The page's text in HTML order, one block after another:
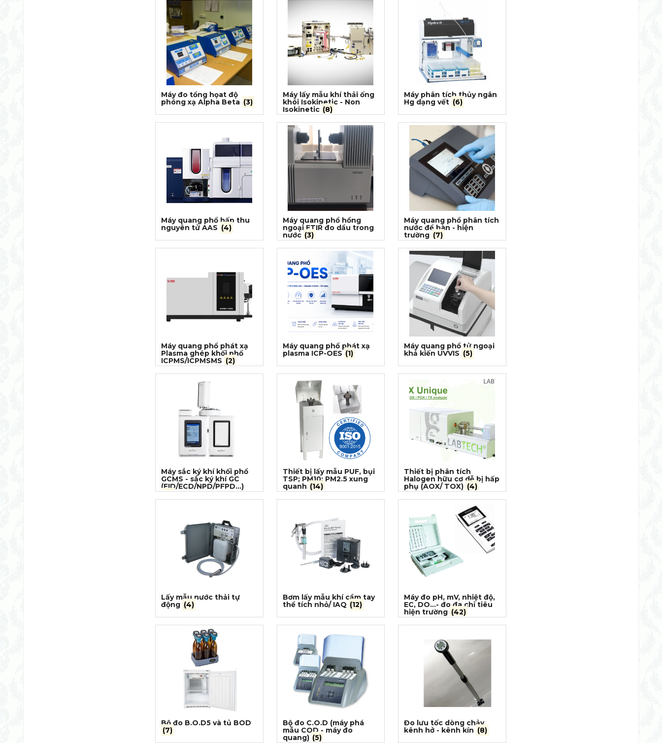
Máy đo tổng họat độ
phóng xạ Alpha Beta (3)
Máy lấy mẫu khí thải ống
khói Isokinetic - Non
Isokinetic (8)
Máy phân tích thủy ngân
Hg dạng vết (6)
Máy quang phổ hấp thu
nguyên tử AAS (4)
Máy quang phổ hồng
ngoại FTIR đo dầu trong
nước (3)
Máy quang phổ phân tích
nước để bàn - hiện
trường (7)
Máy quang phổ phát xạ
Plasma ghép khối phổ
ICPMS/ICPMSMS (2)
Máy quang phổ phát xạ
plasma ICP-OES (1)
Máy quang phổ tử ngoại
khả kiến UVVIS (5)
Máy sắc ký khí khối phổ
GCMS - sắc ký khí GC
(FID/ECD/NPD/PFPD...)
(11)
Thiết bị lấy mẫu PUF, bụi
TSP; PM10; PM2.5 xung
quanh (14)
Thiết bị phân tích
Halogen hữu cơ dễ bị hấp
phụ (AOX/ TOX) (4)
Lấy mẫu nước thải tự
động (4)
Bơm lấy mẫu khí cầm tay
thể tích nhỏ/ IAQ (12)
Máy đo pH, mV, nhiệt độ,
EC, DO...- đo đa chỉ tiêu
hiện trường (42)
Bộ đo B.O.D5 và tủ BOD
(7)
Bộ đo C.O.D (máy phá
mẫu COD - máy đo
quang) (5)
Đo lưu tốc dòng chảy
kênh hở - kênh kín (8)